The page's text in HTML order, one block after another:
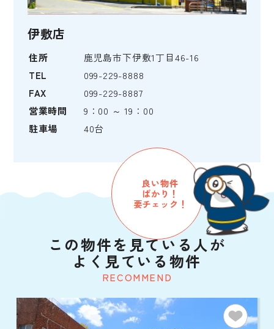
伊敷店
住所
鹿児島市下伊敷1丁目46-16
TEL
099-229-8888
FAX
099-229-8887
営業時間
9：00 ～ 19：00
駐車場
40台
RECOMMEND
この物件を見ている人が
よく見ている物件
良い物件
ばかり！
要チェック！